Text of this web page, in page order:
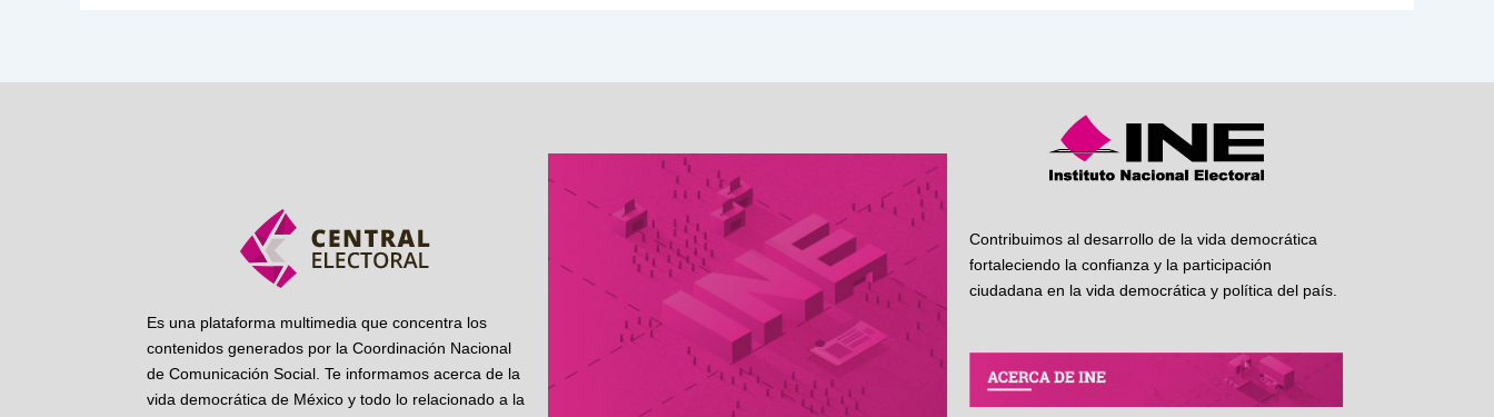
Es una plataforma multimedia que concentra los
contenidos generados por la Coordinación Nacional
de Comunicación Social. Te informamos acerca de la
vida democrática de México y todo lo relacionado a la
Contribuimos al desarrollo de la vida democrática
fortaleciendo la confianza y la participación
ciudadana en la vida democrática y política del país.